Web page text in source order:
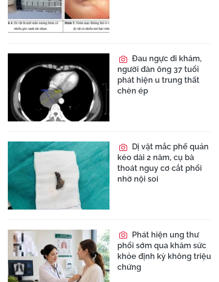
Đau ngực đi khám,
người đàn ông 37 tuổi
phát hiện u trung thất
chèn ép
Dị vật mắc phế quản
kéo dài 2 năm, cụ bà
thoát nguy cơ cắt phổi
nhờ nội soi
Phát hiện ung thư
phổi sớm qua khám sức
khỏe định kỳ không triệu
chứng